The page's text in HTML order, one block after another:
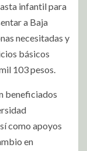
infantil para
a Baja
necesitadas y
básicos
103 pesos.
beneficiados
como apoyos
en